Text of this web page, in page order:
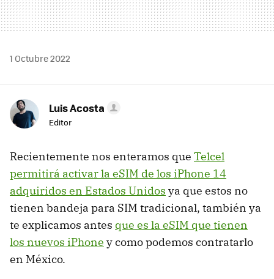
1 Octubre 2022
Luis Acosta
Editor
Recientemente nos enteramos que Telcel
permitirá activar la eSIM de los iPhone 14
adquiridos en Estados Unidos ya que estos no
tienen bandeja para SIM tradicional, también ya
te explicamos antes que es la eSIM que tienen
los nuevos iPhone y como podemos contratarlo
en México.